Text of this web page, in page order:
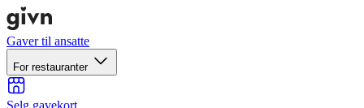
Gaver til ansatte
For restauranter
Selg gavekort